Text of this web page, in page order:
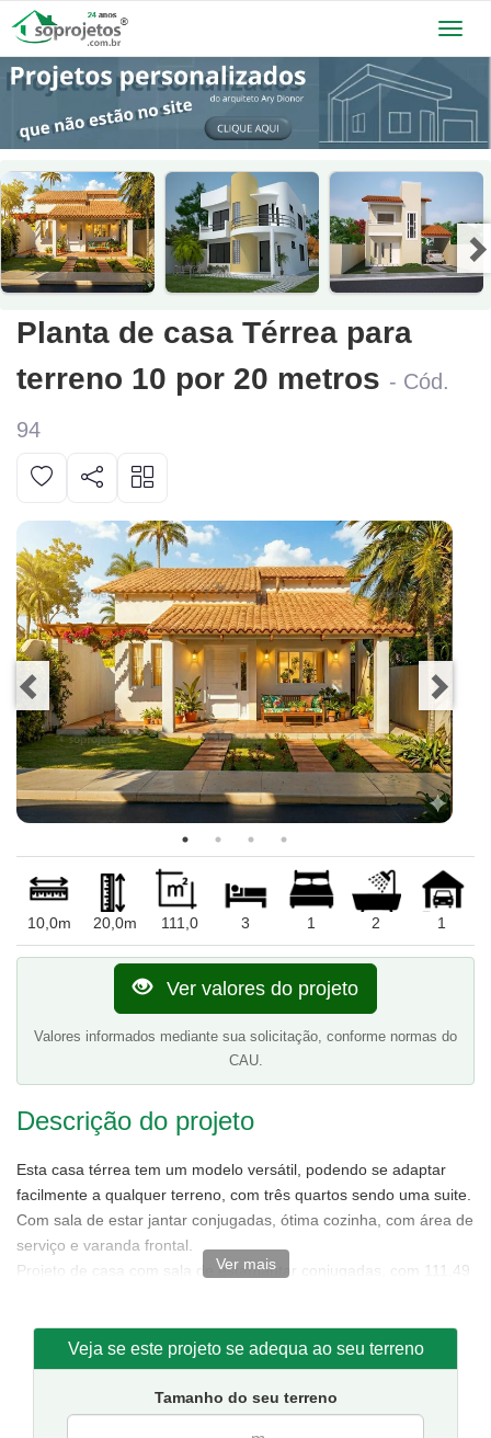
Planta de casa Térrea para
terreno 10 por 20 metros - Cód.
94
10,0m 20,0m 111,0 3 1 2 1
Ver valores do projeto
Valores informados mediante sua solicitação, conforme normas do
CAU.
Descrição do projeto
Esta casa térrea tem um modelo versátil, podendo se adaptar
facilmente a qualquer terreno, com três quartos sendo uma suite.
Com sala de estar jantar conjugadas, ótima cozinha, com área de
serviço e varanda frontal.
Projeto de casa com sala de estar/jantar conjugadas, com 111,49
Sugestão de terreno para implantação: 10 metros de frente
por 20 metros de fundos.
Ver mais
Veja se este projeto se adequa ao seu terreno
Tamanho do seu terreno